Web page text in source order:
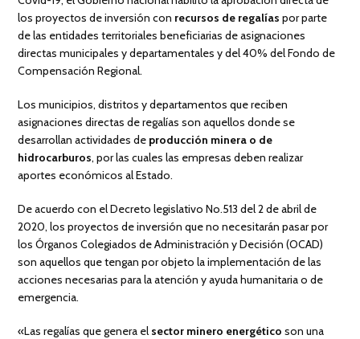
los proyectos de inversión con recursos de regalías por parte
de las entidades territoriales beneficiarias de asignaciones
directas municipales y departamentales y del 40% del Fondo de
Compensación Regional.
Los municipios, distritos y departamentos que reciben
asignaciones directas de regalías son aquellos donde se
desarrollan actividades de producción minera o de
hidrocarburos, por las cuales las empresas deben realizar
aportes económicos al Estado.
De acuerdo con el Decreto legislativo No.513 del 2 de abril de
2020, los proyectos de inversión que no necesitarán pasar por
los Órganos Colegiados de Administración y Decisión (OCAD)
son aquellos que tengan por objeto la implementación de las
acciones necesarias para la atención y ayuda humanitaria o de
emergencia.
«Las regalías que genera el sector minero energético son una